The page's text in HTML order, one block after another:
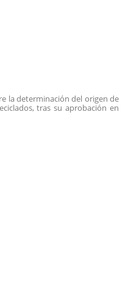
la determinación del origen de
tras su aprobación en